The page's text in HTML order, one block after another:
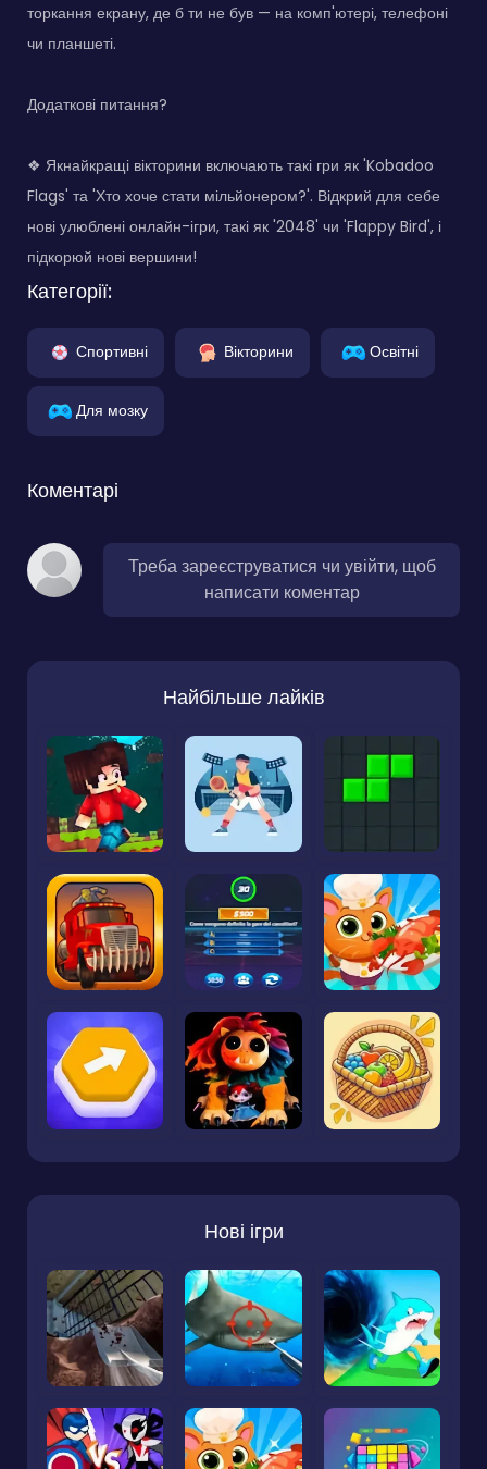
торкання екрану, де б ти не був — на комп'ютері, телефоні
чи планшеті.
Додаткові питання?
❖ Якнайкращі вікторини включають такі гри як 'Kobadoo
Flags' та 'Хто хоче стати мільйонером?'. Відкрий для себе
нові улюблені онлайн-ігри, такі як '2048' чи 'Flappy Bird', і
підкорюй нові вершини!
Категорії:
Спортивні Вікторини Освітні
Для мозку
Коментарі
Треба зареєструватися чи увійти, щоб
написати коментар
Найбільше лайків
Нові ігри